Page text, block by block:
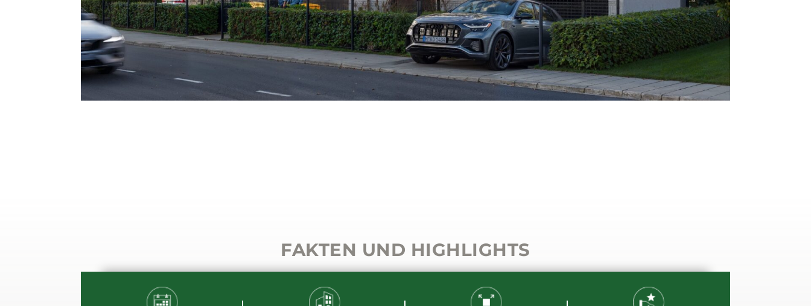
FAKTEN UND HIGHLIGHTS